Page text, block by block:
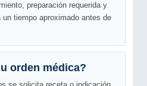
preparación requerida y
tiempo aproximado antes de
orden médica?